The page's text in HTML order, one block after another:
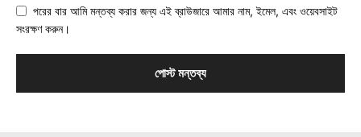
পরের বার আমি মন্তব্য করার জন্য এই ব্রাউজারে আমার নাম, ইমেল, এবং ওয়েবসাইট
সংরক্ষণ করুন।